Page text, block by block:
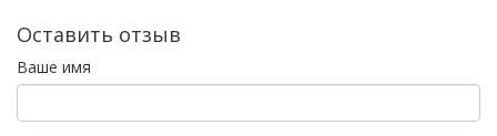
Оставить отзыв
Ваше имя